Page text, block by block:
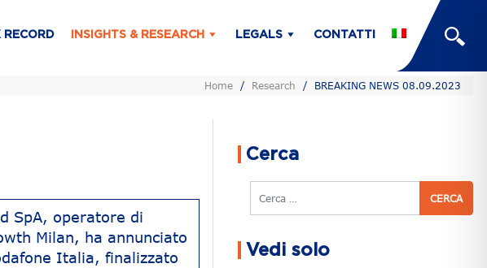
RECORD INSIGHTS & RESEARCH LEGALS CONTATTI
Home / Research / BREAKING NEWS 08.09.2023
SpA, operatore di
Milan, ha annunciato
Italia, finalizzato
Cerca
Cerca
Vedi solo